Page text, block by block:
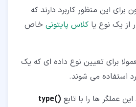
برای این منظور کاربرد دارند که
از یک نوع یا کلاس پایتونی خاص
برای تعیین نوع داده ای که یک
استفاده می شوند.
عملگر ها را با تابع ()type